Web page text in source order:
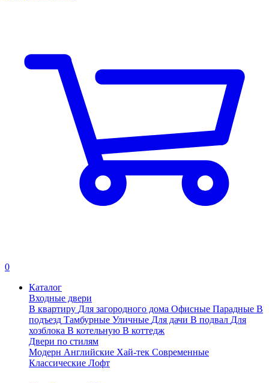
0
Каталог
Входные двери
В квартиру Для загородного дома Офисные Парадные В
подъезд Тамбурные Уличные Для дачи В подвал Для
хозблока В котельную В коттедж
Двери по стилям
Модерн Английские Хай-тек Современные
Классические Лофт